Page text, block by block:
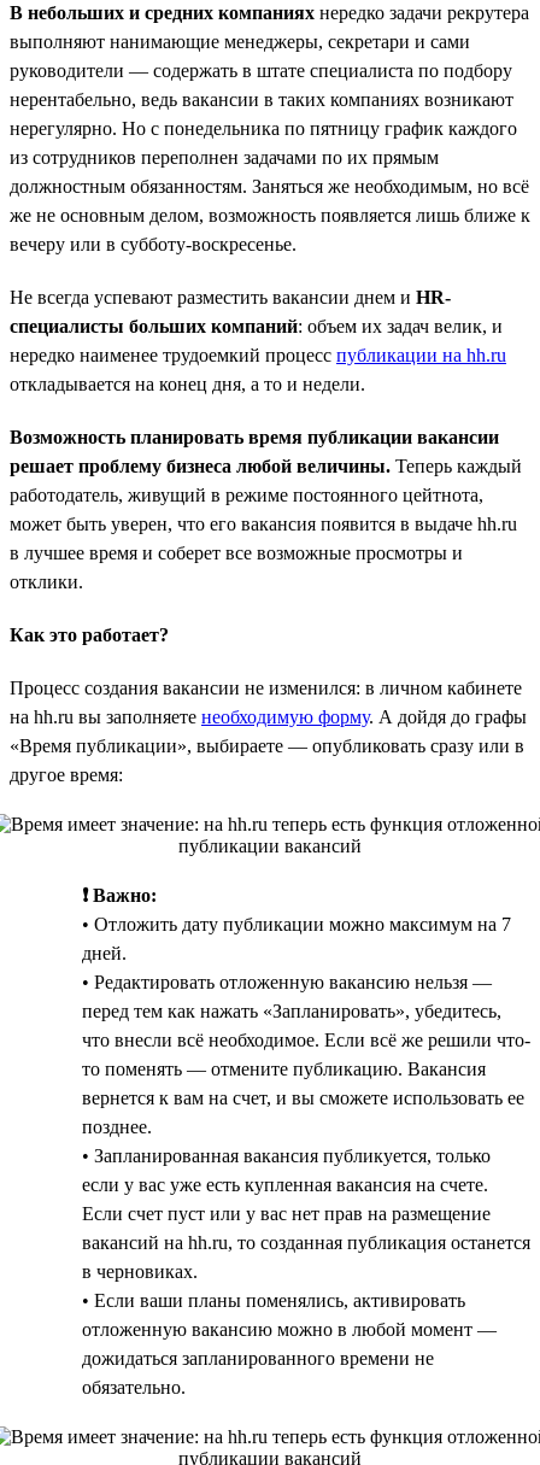
В небольших и средних компаниях нередко задачи рекрутера
выполняют нанимающие менеджеры, секретари и сами
руководители — содержать в штате специалиста по подбору
нерентабельно, ведь вакансии в таких компаниях возникают
нерегулярно. Но с понедельника по пятницу график каждого
из сотрудников переполнен задачами по их прямым
должностным обязанностям. Заняться же необходимым, но всё
же не основным делом, возможность появляется лишь ближе к
вечеру или в субботу-воскресенье.
Не всегда успевают разместить вакансии днем и HR-
специалисты больших компаний: объем их задач велик, и
нередко наименее трудоемкий процесс публикации на hh.ru
откладывается на конец дня, а то и недели.
Возможность планировать время публикации вакансии
решает проблему бизнеса любой величины. Теперь каждый
работодатель, живущий в режиме постоянного цейтнота,
может быть уверен, что его вакансия появится в выдаче hh.ru
в лучшее время и соберет все возможные просмотры и
отклики.
Как это работает?
Процесс создания вакансии не изменился: в личном кабинете
на hh.ru вы заполняете необходимую форму. А дойдя до графы
«Время публикации», выбираете — опубликовать сразу или в
другое время:
❗️ Важно:
• Отложить дату публикации можно максимум на 7
дней.
• Редактировать отложенную вакансию нельзя —
перед тем как нажать «Запланировать», убедитесь,
что внесли всё необходимое. Если всё же решили что-
то поменять — отмените публикацию. Вакансия
вернется к вам на счет, и вы сможете использовать ее
позднее.
• Запланированная вакансия публикуется, только
если у вас уже есть купленная вакансия на счете.
Если счет пуст или у вас нет прав на размещение
вакансий на hh.ru, то созданная публикация останется
в черновиках.
• Если ваши планы поменялись, активировать
отложенную вакансию можно в любой момент —
дожидаться запланированного времени не
обязательно.